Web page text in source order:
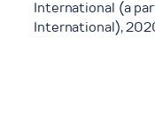
International (a
International),